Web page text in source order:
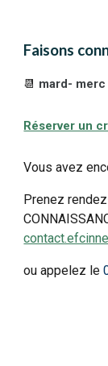
Faisons
📆 mard- merc
Réserver un
Vous avez
Prenez
ou appelez le